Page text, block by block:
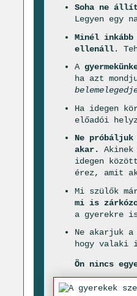
Soha ne
Legyen egy
Minél
ellenáll.
A
ha azt
Ha idegen
előadói
Ne
akar.
idegen
érez, amit
Mi szülők
mi is
a gyerekre
Ne akarjuk
hogy valaki
Ön nincs